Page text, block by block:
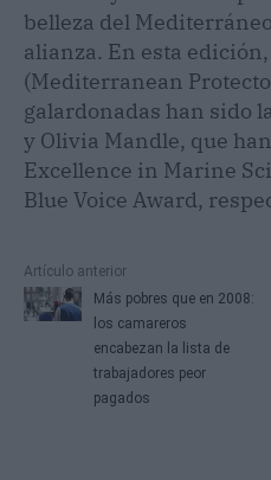
belleza del
alianza. En esta
(Mediterranean
galardonadas han sido
y Olivia Mandle, que
Excellence in Marine
Blue Voice Award,
Artículo anterior
Más pobres que en 2008:
los camareros
encabezan la lista de
trabajadores peor
pagados